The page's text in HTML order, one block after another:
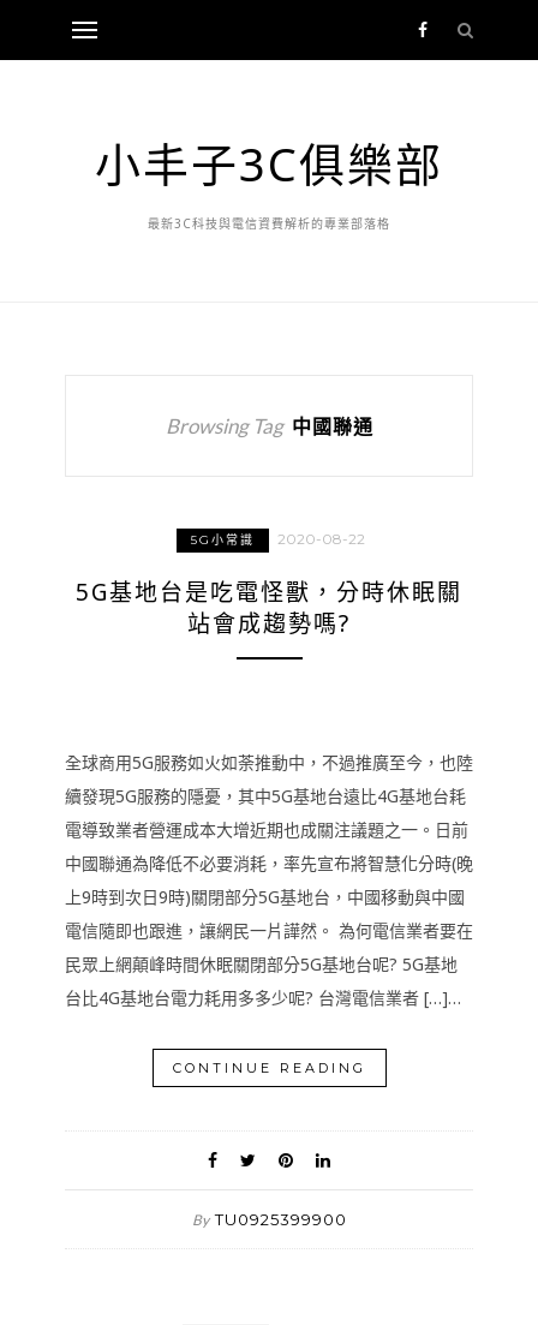
小丰子3C俱樂部
最新3C科技與電信資費解析的專業部落格
Browsing Tag 中國聯通
5G小常識 2020-08-22
5G基地台是吃電怪獸，分時休眠關
站會成趨勢嗎?
全球商用5G服務如火如荼推動中，不過推廣至今，也陸
續發現5G服務的隱憂，其中5G基地台遠比4G基地台耗
電導致業者營運成本大增近期也成關注議題之一。日前
中國聯通為降低不必要消耗，率先宣布將智慧化分時(晚
上9時到次日9時)關閉部分5G基地台，中國移動與中國
電信隨即也跟進，讓網民一片譁然。 為何電信業者要在
民眾上網顛峰時間休眠關閉部分5G基地台呢? 5G基地
台比4G基地台電力耗用多多少呢? 台灣電信業者 […]…
CONTINUE READING
By TU0925399900